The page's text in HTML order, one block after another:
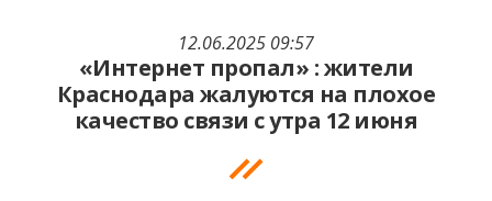
12.06.2025 09:57
«Интернет пропал» : жители
Краснодара жалуются на плохое
качество связи с утра 12 июня